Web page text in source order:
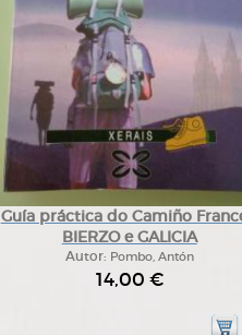
Guía práctica do Camiño
BIERZO e GALICIA
Autor: Pombo, Antón
14,00 €